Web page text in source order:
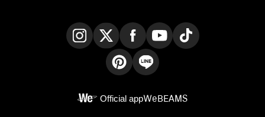
Official appWeBEAMS